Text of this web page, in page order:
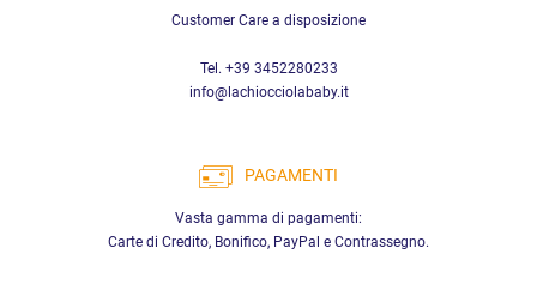
Customer Care a disposizione
Tel. +39 3452280233
info@lachiocciolababy.it
PAGAMENTI
Vasta gamma di pagamenti:
Carte di Credito, Bonifico, PayPal e Contrassegno.